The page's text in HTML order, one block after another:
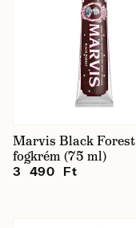
Marvis Black Forest
fogkrém (75 ml)
3 490 Ft